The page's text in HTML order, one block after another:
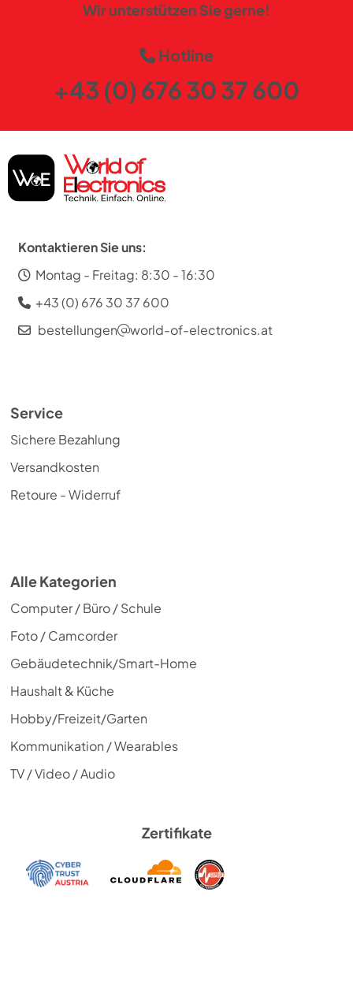
Wir unterstützen Sie gerne!
Hotline
+43 (0) 676 30 37 600
Kontaktieren Sie uns:
Montag - Freitag: 8:30 - 16:30
+43 (0) 676 30 37 600
bestellungen
world-of-electronics.at
Service
Sichere Bezahlung
Versandkosten
Retoure - Widerruf
Alle Kategorien
Computer / Büro / Schule
Foto / Camcorder
Gebäudetechnik/Smart-Home
Haushalt & Küche
Hobby/Freizeit/Garten
Kommunikation / Wearables
TV / Video / Audio
Zertifikate